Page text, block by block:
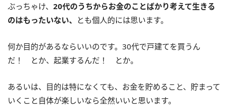
ぶっちゃけ、 20代のうちからお金のことばかり考えて生きる
のはもったいない、
とも個人的には思います。
何か目的があるならいいのです。30代で戸建てを買うん
だ！ とか、起業するんだ！ とか。
あるいは、目的は特になくても、お金を貯めること、貯まって
いくこと自体が楽しいなら全然いいと思います。